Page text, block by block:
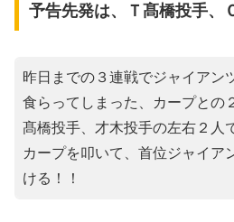
予告先発は、Ｔ髙橋投手、
昨日までの３連戦でジャイアン
食らってしまった、カープとの
髙橋投手、才木投手の左右２人
カープを叩いて、首位ジャイア
ける！！